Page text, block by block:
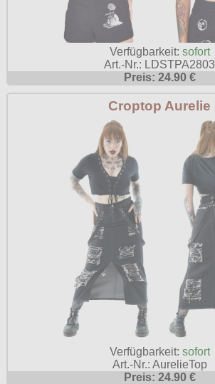
Verfügbarkeit: sofort
Art.-Nr.: LDSTPA2803
Preis: 24.90 €
Croptop Aurelie
Verfügbarkeit: sofort
Art.-Nr.: AurelieTop
Preis: 24.90 €